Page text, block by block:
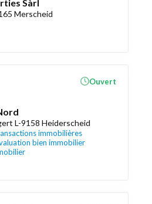
Sàrl
Merscheid
L-9158 Heiderscheid
immobilières
bien immobilier
Ouvert